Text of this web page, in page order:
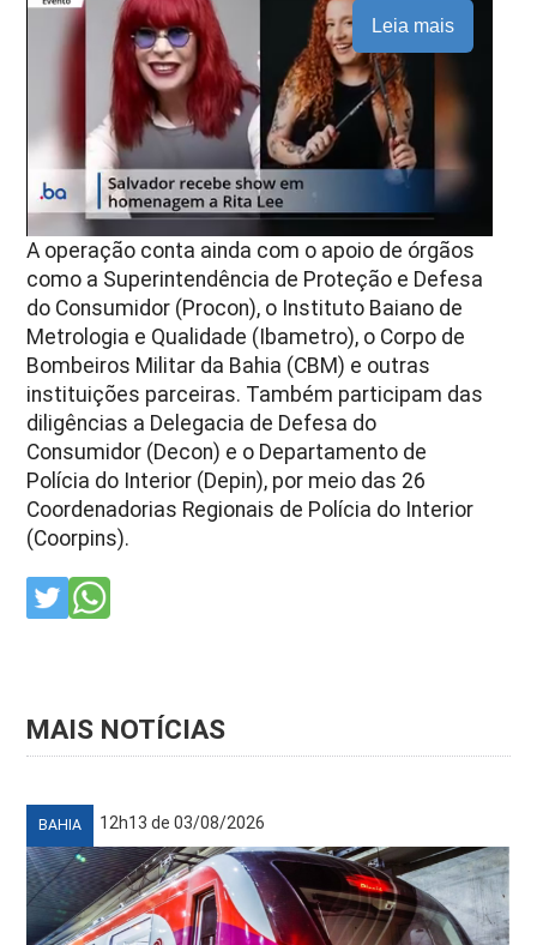
Leia mais
A operação conta ainda com o apoio de órgãos
como a Superintendência de Proteção e Defesa
do Consumidor (Procon), o Instituto Baiano de
Metrologia e Qualidade (Ibametro), o Corpo de
Bombeiros Militar da Bahia (CBM) e outras
instituições parceiras. Também participam das
diligências a Delegacia de Defesa do
Consumidor (Decon) e o Departamento de
Polícia do Interior (Depin), por meio das 26
Coordenadorias Regionais de Polícia do Interior
(Coorpins).
MAIS NOTÍCIAS
BAHIA 12h13 de 03/08/2026